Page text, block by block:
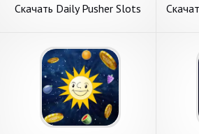
Скачать Daily Pusher Slots